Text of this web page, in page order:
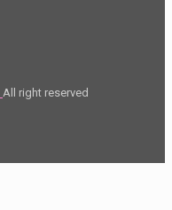
All right reserved